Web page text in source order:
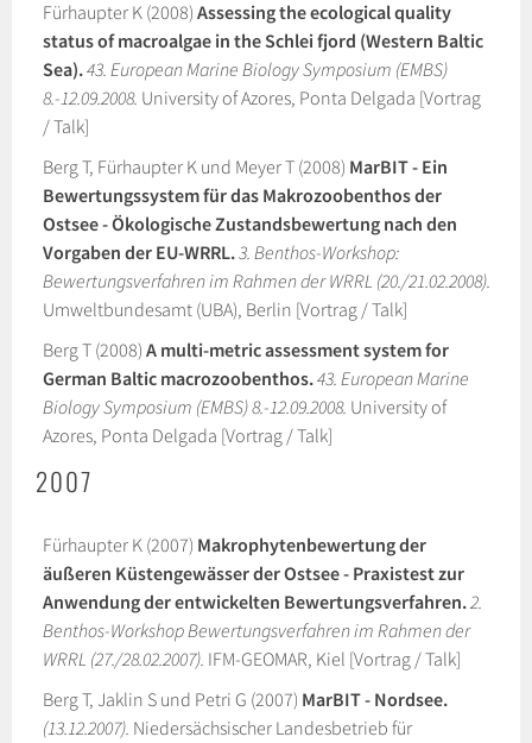
Fürhaupter K (2008) Assessing the ecological quality
status of macroalgae in the Schlei fjord (Western Baltic
Sea).43. European Marine Biology Symposium (EMBS)
8.-12.09.2008. University of Azores, Ponta Delgada [Vortrag
/ Talk]
Berg T, Fürhaupter K und Meyer T (2008) MarBIT - Ein
Bewertungssystem für das Makrozoobenthos der
Ostsee - Ökologische Zustandsbewertung nach den
Vorgaben der EU-WRRL.3. Benthos-Workshop:
Bewertungsverfahren im Rahmen der WRRL (20./21.02.2008).
Umweltbundesamt (UBA), Berlin [Vortrag / Talk]
Berg T (2008) A multi-metric assessment system for
German Baltic macrozoobenthos.43. European Marine
Biology Symposium (EMBS) 8.-12.09.2008. University of
Azores, Ponta Delgada [Vortrag / Talk]
2007
Fürhaupter K (2007) Makrophytenbewertung der
äußeren Küstengewässer der Ostsee - Praxistest zur
Anwendung der entwickelten Bewertungsverfahren.2.
Benthos-Workshop Bewertungsverfahren im Rahmen der
WRRL (27./28.02.2007). IFM-GEOMAR, Kiel [Vortrag / Talk]
Berg T, Jaklin S und Petri G (2007) MarBIT - Nordsee.
(13.12.2007). Niedersächsischer Landesbetrieb für